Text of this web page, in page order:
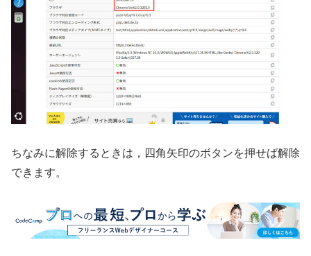
ちなみに解除するときは，四角矢印のボタンを押せば解除
できます。